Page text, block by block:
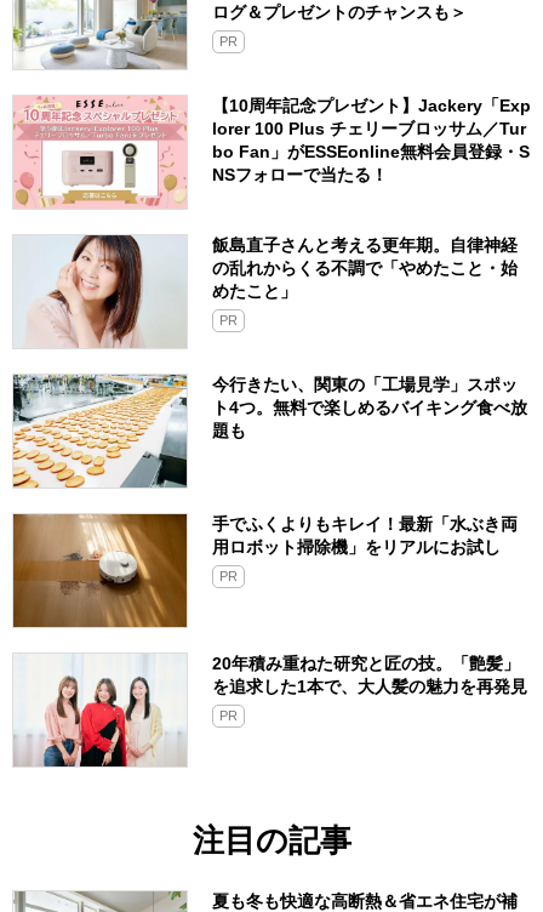
ログ＆プレゼントのチャンスも＞
PR
【10周年記念プレゼント】Jackery「Exp
lorer 100 Plus チェリーブロッサム／Tur
bo Fan」がESSEonline無料会員登録・S
NSフォローで当たる！
飯島直子さんと考える更年期。自律神経
の乱れからくる不調で「やめたこと・始
めたこと」
PR
今行きたい、関東の「工場見学」スポッ
ト4つ。無料で楽しめるバイキング食べ放
題も
手でふくよりもキレイ！最新「水ぶき両
用ロボット掃除機」をリアルにお試し
PR
20年積み重ねた研究と匠の技。「艶髪」
を追求した1本で、大人髪の魅力を再発見
PR
注目の記事
夏も冬も快適な高断熱＆省エネ住宅が補